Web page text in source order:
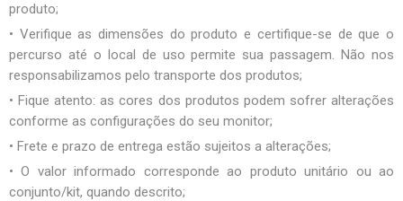
produto;
• Verifique as dimensões do produto e certifique-se de que o
percurso até o local de uso permite sua passagem. Não nos
responsabilizamos pelo transporte dos produtos;
• Fique atento: as cores dos produtos podem sofrer alterações
conforme as configurações do seu monitor;
• Frete e prazo de entrega estão sujeitos a alterações;
• O valor informado corresponde ao produto unitário ou ao
conjunto/kit, quando descrito;